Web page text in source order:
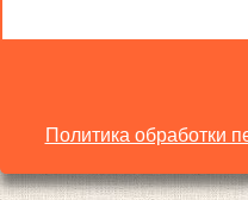
Политика обработки